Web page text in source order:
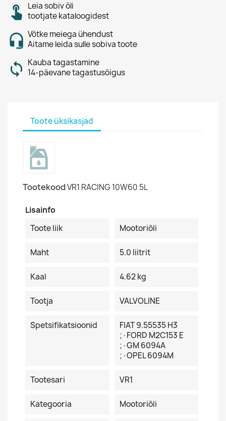
Leia sobiv õli
tootjate kataloogidest
Võtke meiega ühendust
Aitame leida sulle sobiva toote
Kauba tagastamine
14-päevane tagastusõigus
Toote üksikasjad
TootekoodVR1 RACING 10W60 5L
Lisainfo
Toote liik
Mootoriõli
Maht 5.0 Iiitrit
Kaal 4.62 kg
Tootja VALVOLINE
Spetsifikatsioonid
FIAT 9.55535 H3
;·FORD M2C153 E
;·GM 6094A
;·OPEL 6094M
Tootesari VR1
Kategooria Mootoriõli